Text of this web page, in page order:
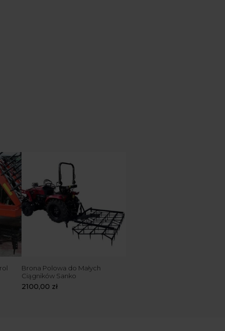
Brona Polowa do Małych
Ciągników Sanko
2100,00 zł